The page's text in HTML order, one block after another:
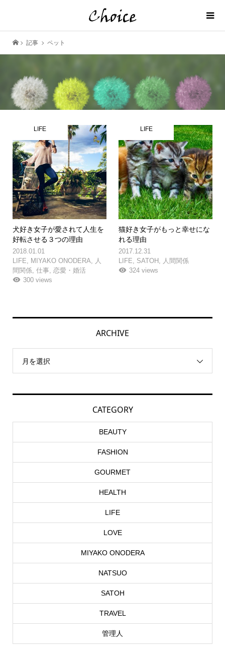
記事 ペット
LIFE
犬好き女子が愛されて人生を
好転させる３つの理由
2018.01.01
LIFE
MIYAKO ONODERA
人
間関係 仕事 恋愛・婚活
300 views
LIFE
猫好き女子がもっと幸せにな
れる理由
2017.12.31
LIFE
SATOH
人間関係
324 views
ARCHIVE
月を選択
CATEGORY
BEAUTY
FASHION
GOURMET
HEALTH
LIFE
LOVE
MIYAKO ONODERA
NATSUO
SATOH
TRAVEL
管理人